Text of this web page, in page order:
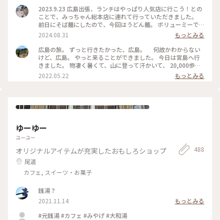
🥲 でも、夜はこのお店と決めて来たので並びました！ 回転は
いいのか、50分くらいで座れました🙌 : 頼んだのはまたまた定
番のそば肉玉子✨ 私は、麺がパリパリもっちりなお好み焼きが
大好きなので、このお好み焼きはドンピシャ💕 とっても美味
しかったです🥰 ドリンクは広島のご当地サイダーを🫧 さっぱ
りなはっさくはソースのお供にも合いました！ ボリューミー
で残そうか迷いましたが、広島のお好み焼き大好きなので完食
しました😋 また広島で本場のお好み焼き食べたいな〜✨ マヨ
のキャップがカープの帽子でかわいかったです❤️ : これにて、
岡山広島旅3日目終了です🎵 翌日は広島の別の街を巡ります🚗
ゃん総本店 #美味 #広島グルメ #広島 #milkのミルキーな毎日
2023.9.23 広島出張、ランチはやっぱり人気店に行こう！との
ことで、みっちゃん総本店に連れて行っていただきました。
前日にそば麺にしたので、今回はうどん麺。 ボリューミーで
もちもちで食べ応え抜群でした！ #広島 #お好み焼き #みっち
ゃん
2024.08.31
もっとみる
広島の旅。 ずっと行きたかった、広島。 何故かわからない
けど、広島。 やっと来ることができました。 今日は宮島へ行
きました。 物凄く暑くて、山に登って汗かいて、 20,000歩以
上歩きました。 夜ご飯は、“ここへ行こう”と決めていて、 い
ざお店に出向いたら、行列。 諦めて次に向かったのが、こち
行く前から、そう考えてました。 他のお店との食べ比べをし
いかな（笑） というぐらい、お腹いっぱいになりました。 ご
好み焼き #ごはん
2022.05.22 もっとみる
ゆーゆー
ユーユー
オリジナルアイテムが充実したおもしろショップ
尾道
カフェ, スイーツ・お菓子
488
銭湯？
2021.11.14
もっとみる
#元銭湯 #カフェ #みやげ #大和湯